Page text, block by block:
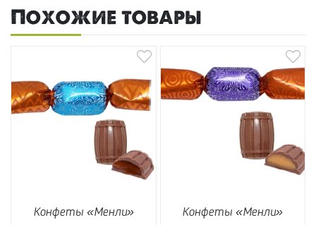
Похожие товары
Конфеты «Менли»
Конфеты «Менли»